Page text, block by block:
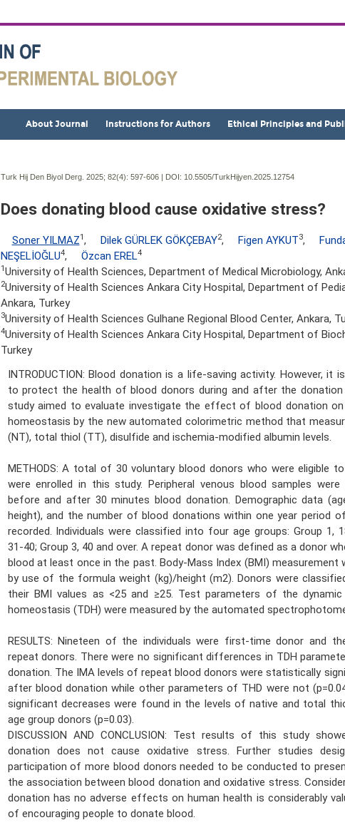
About Journal Instructions for Authors Ethical Principles and
Turk Hij Den Biyol Derg. 2025; 82(4): 597-606 | DOI: 10.5505/TurkHijyen.2025.12754
Does donating blood cause oxidative stress?
Soner YILMAZ1 , Dilek GÜRLEK GÖKÇEBAY2, Figen AYKUT3,
NEŞELİOĞLU4, Özcan EREL4
1 University of Health Sciences, Department of Medical Microbiology,
2University of Health Sciences Ankara City Hospital, Department of
Ankara, Turkey
3University of Health Sciences Gulhane Regional Blood Center, Ankara,
4University of Health Sciences Ankara City Hospital, Department of
Turkey
INTRODUCTION: Blood donation is a life-saving activity. However, it
to protect the health of blood donors during and after the donation
study aimed to evaluate investigate the effect of blood donation
homeostasis by the new automated colorimetric method that
(NT), total thiol (TT), disulfide and ischemia-modified albumin levels.
METHODS: A total of 30 voluntary blood donors who were eligible
were enrolled in this study. Peripheral venous blood samples
before and after 30 minutes blood donation. Demographic data
height), and the number of blood donations within one year period
recorded. Individuals were classified into four age groups: Group 1,
31-40; Group 3, 40 and over. A repeat donor was defined as a donor
blood at least once in the past. Body-Mass Index (BMI) measurement
by use of the formula weight (kg)/height (m2). Donors were
their BMI values as <25 and ≥25. Test parameters of the
homeostasis (TDH) were measured by the automated
RESULTS: Nineteen of the individuals were first-time donor and
repeat donors. There were no significant differences in TDH
donation. The IMA levels of repeat blood donors were statistically
after blood donation while other parameters of THD were not
significant decreases were found in the levels of native and total
age group donors (p=0.03).
DISCUSSION AND CONCLUSION: Test results of this study
donation does not cause oxidative stress. Further studies
participation of more blood donors needed to be conducted to
the association between blood donation and oxidative stress.
donation has no adverse effects on human health is considerably
of encouraging people to donate blood.